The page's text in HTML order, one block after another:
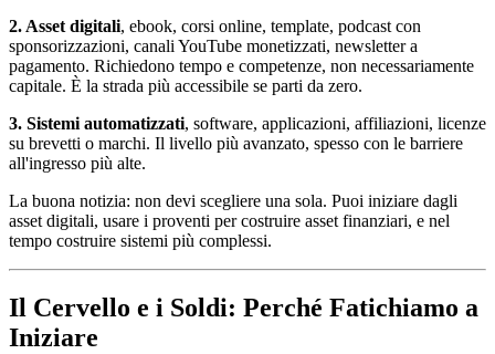
2. Asset digitali, ebook, corsi online, template, podcast con
sponsorizzazioni, canali YouTube monetizzati, newsletter a
pagamento. Richiedono tempo e competenze, non necessariamente
capitale. È la strada più accessibile se parti da zero.
3. Sistemi automatizzati, software, applicazioni, affiliazioni, licenze
su brevetti o marchi. Il livello più avanzato, spesso con le barriere
all'ingresso più alte.
La buona notizia: non devi scegliere una sola. Puoi iniziare dagli
asset digitali, usare i proventi per costruire asset finanziari, e nel
tempo costruire sistemi più complessi.
Il Cervello e i Soldi: Perché Fatichiamo a
Iniziare